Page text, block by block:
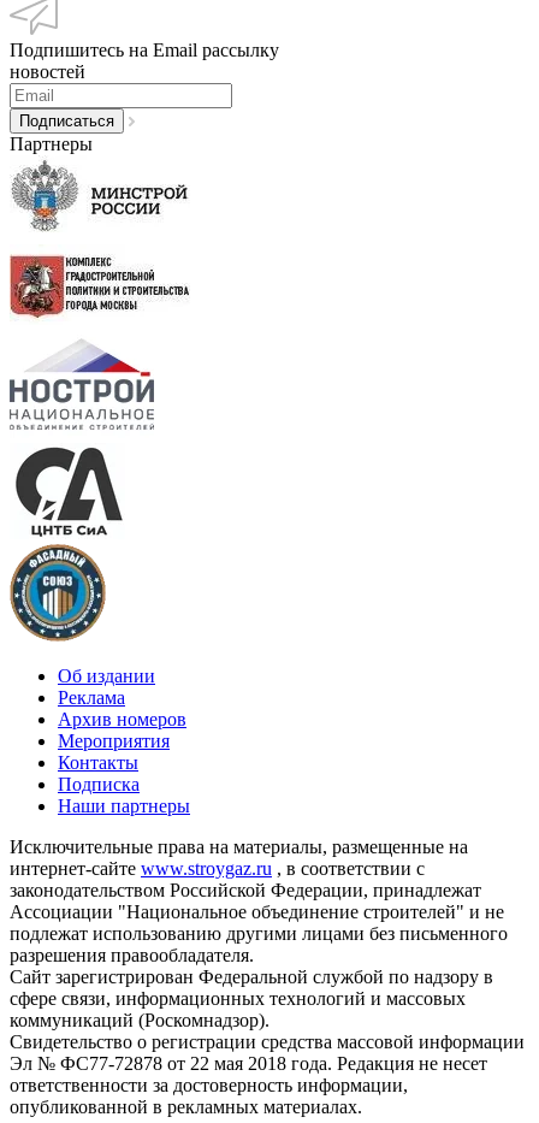
Подпишитесь на Email рассылку
новостей
Партнеры
Об издании
Реклама
Архив номеров
Мероприятия
Контакты
Подписка
Наши партнеры
Исключительные права на материалы, размещенные на
интернет-сайте www.stroygaz.ru , в соответствии с
законодательством Российской Федерации, принадлежат
Ассоциации "Национальное объединение строителей" и не
подлежат использованию другими лицами без письменного
разрешения правообладателя.
Сайт зарегистрирован Федеральной службой по надзору в
сфере связи, информационных технологий и массовых
коммуникаций (Роскомнадзор).
Свидетельство о регистрации средства массовой информации
Эл № ФС77-72878 от 22 мая 2018 года. Редакция не несет
ответственности за достоверность информации,
опубликованной в рекламных материалах.